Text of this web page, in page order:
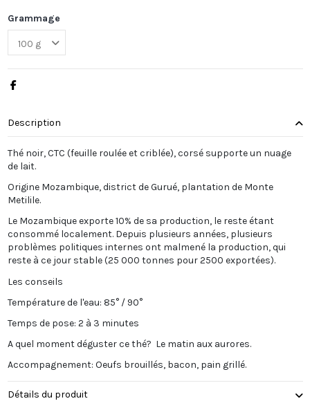
Grammage
Description
Thé noir, CTC (feuille roulée et criblée), corsé supporte un nuage
de lait.
Origine Mozambique, district de Gurué, plantation de Monte
Metilile.
Le Mozambique exporte 10% de sa production, le reste étant
consommé localement. Depuis plusieurs années, plusieurs
problèmes politiques internes ont malmené la production, qui
reste à ce jour stable (25 000 tonnes pour 2500 exportées).
Les conseils
Température de l'eau: 85° / 90°
Temps de pose: 2 à 3 minutes
A quel moment déguster ce thé? Le matin aux aurores.
Accompagnement: Oeufs brouillés, bacon, pain grillé.
Détails du produit